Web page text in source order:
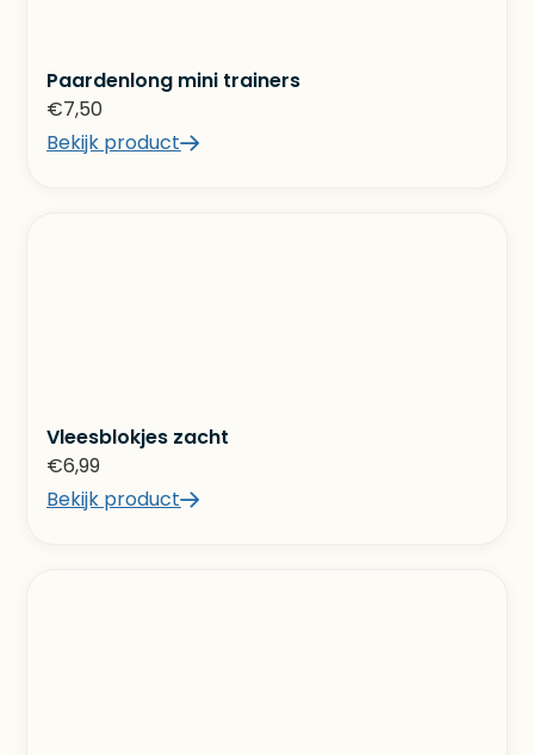
Paardenlong mini trainers
€7,50
Bekijk product
Vleesblokjes zacht
€6,99
Bekijk product